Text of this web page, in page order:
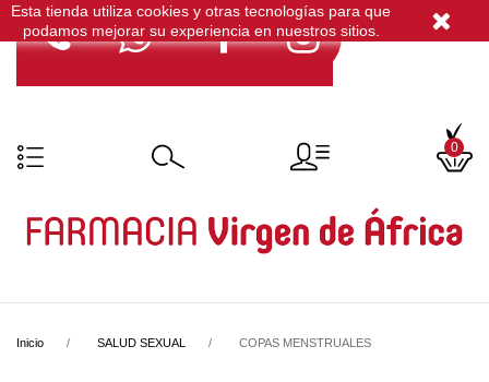
Esta tienda utiliza cookies y otras tecnologías para que
podamos mejorar su experiencia en nuestros sitios.
0
Inicio SALUD SEXUAL COPAS MENSTRUALES